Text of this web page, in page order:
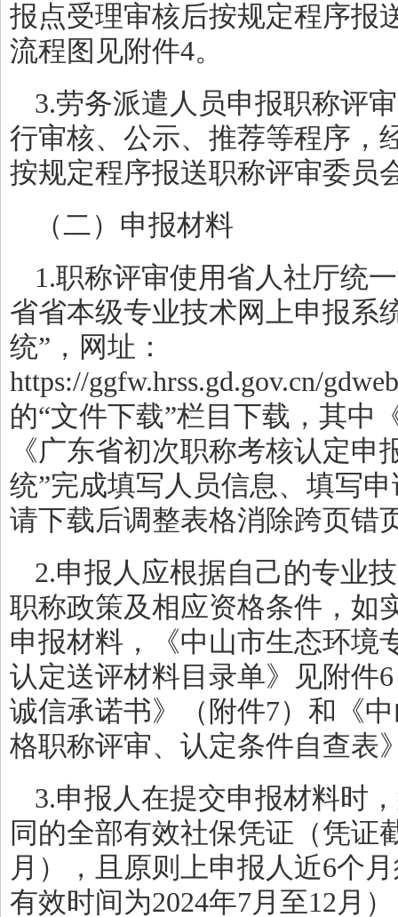
报点受理审核后按规定程序报
流程图见附件4。
3.劳务派遣人员申报职称评
行审核、公示、推荐等程序，
按规定程序报送职称评审委员
（二）申报材料
1.职称评审使用省人社厅统
省省本级专业技术网上申报系
统”，网址：
https://ggfw.hrss.gd.gov.cn/
的“文件下载”栏目下载，其中
《广东省初次职称考核认定
统”完成填写人员信息、填写
请下载后调整表格消除跨页错
2.申报人应根据自己的专业
职称政策及相应资格条件，如
申报材料，《中山市生态环境
认定送评材料目录单》见附件
诚信承诺书》（附件7）和《
格职称评审、认定条件自查表
3.申报人在提交申报材料时
同的全部有效社保凭证（凭证
月），且原则上申报人近6个
有效时间为2024年7月至12月